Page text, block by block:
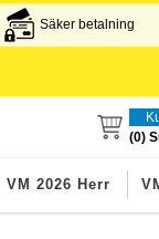
Säker betalning
(0)
VM 2026 Herr